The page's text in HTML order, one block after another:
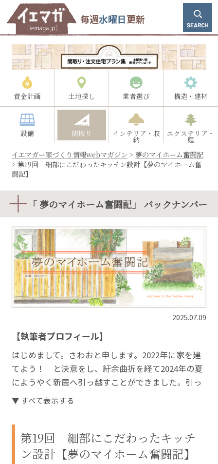
毎週水曜日更新
資金計画 土地探し 業者選び 構造・建材
設備 間取り インテリア・収
納
エクステリア・
庭
イエマガー家づくり情報webマガジン > 夢のマイホーム奮闘記
> 第19回 細部にこだわったキッチン設計【夢のマイホーム奮
闘記】
「 夢のマイホーム奮闘記」 バックナンバー
2025.07.09
【執筆者プロフィール】
はじめまして。さわおと申します。2022年に家を建
てよう！ と決意をし、紆余曲折を経て2024年の夏
にようやく新居へ引っ越すことができました。引っ
越す頃に息子も生まれ、家族3人で楽しく暮らしてい
長い家づくりの中で経験した失敗や大変だったこ
と、そしてそれをどうやって乗り越えたかについ
て、連載を通して家づくり中の方へ届けることで、
▼ すべて表示する
第19回 細部にこだわったキッチ
ン設計【夢のマイホーム奮闘記】